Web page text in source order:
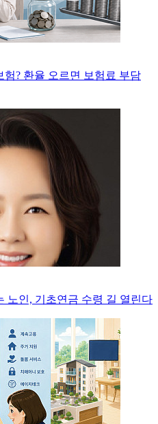
험? 환율 오르면 보험료 부담
노인, 기초연금 수령 길 열린다